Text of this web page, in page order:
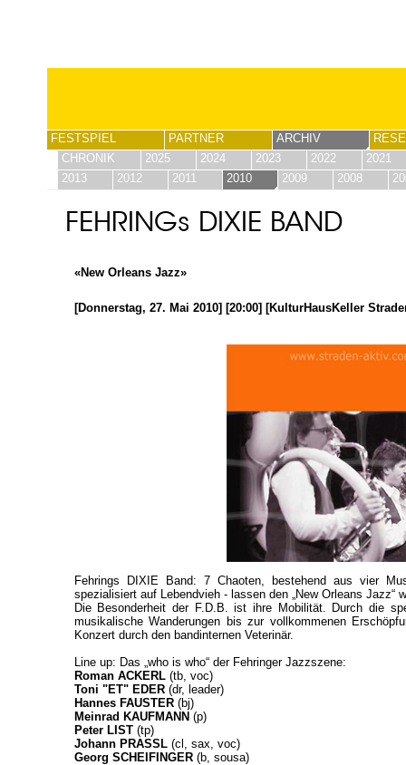
FESTSPIEL PARTNER ARCHIV
CHRONIK
2025 2024 2023 2022
2021
2013
2012 2011 2010 2009 2008
FEHRINGs DIXIE BAND
«New Orleans Jazz»
[Donnerstag, 27. Mai 2010] [20:00] [KulturHausKeller
Fehrings DIXIE Band: 7 Chaoten, bestehend aus vier
spezialisiert auf Lebendvieh - lassen den „New Orleans Jazz“
Die Besonderheit der F.D.B. ist ihre Mobilität. Durch die
musikalische Wanderungen bis zur vollkommenen
Konzert durch den bandinternen Veterinär.
Line up: Das „who is who“ der Fehringer Jazzszene:
Roman ACKERL(tb, voc)
Toni "ET" EDER(dr, leader)
Hannes FAUSTER(bj)
Meinrad KAUFMANN (p)
Peter LIST(tp)
Johann PRASSL(cl, sax, voc)
Georg SCHEIFINGER(b, sousa)